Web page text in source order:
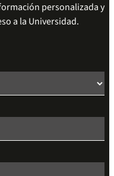
personalizada y
a la Universidad.